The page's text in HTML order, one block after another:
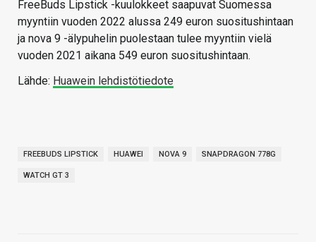
FreeBuds Lipstick -kuulokkeet saapuvat Suomessa
myyntiin vuoden 2022 alussa 249 euron suositushintaan
ja nova 9 -älypuhelin puolestaan tulee myyntiin vielä
vuoden 2021 aikana 549 euron suositushintaan.
Lähde: Huawein lehdistötiedote
FREEBUDS LIPSTICK HUAWEI NOVA 9 SNAPDRAGON 778G
WATCH GT 3